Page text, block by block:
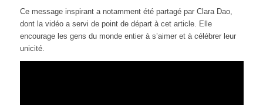
Ce message inspirant a notamment été partagé par Clara Dao,
dont la vidéo a servi de point de départ à cet article. Elle
encourage les gens du monde entier à s’aimer et à célébrer leur
unicité.